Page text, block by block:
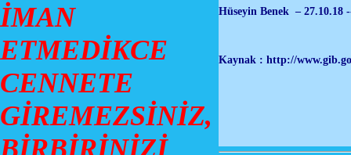
İMAN
ETMEDİKCE
CENNETE
GİREMEZSİNİZ,
BİRBİRİNİZİ
Hüseyin Benek – 27.10.18
Kaynak : http://